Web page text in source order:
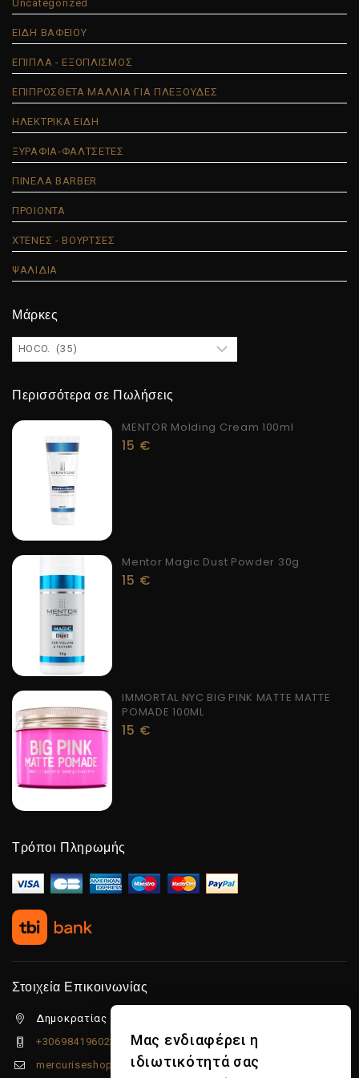
Uncategorized
ΕΙΔΗ ΒΑΦΕΙΟΥ
ΕΠΙΠΛΑ - ΕΞΟΠΛΙΣΜΟΣ
ΕΠΙΠΡΟΣΘΕΤΑ ΜΑΛΛΙΑ ΓΙΑ ΠΛΕΞΟΥΔΕΣ
ΗΛΕΚΤΡΙΚΑ ΕΙΔΗ
ΞΥΡΑΦΙΑ-ΦΑΛΤΣΕΤΕΣ
ΠΙΝΕΛΑ BARBER
ΠΡΟΙΟΝΤΑ
ΧΤΕΝΕΣ - ΒΟΥΡΤΣΕΣ
ΨΑΛΙΔΙΑ
Μάρκες
Περισσότερα σε Πωλήσεις
MENTOR Molding Cream 100ml
15 €
Mentor Magic Dust Powder 30g
15 €
IMMORTAL NYC BIG PINK MATTE MATTE
POMADE 100ML
15 €
Τρόποι Πληρωμής
Στοιχεία Επικοινωνίας
Δημοκρατίας 5β Λιμένας Χερσονήσου, 70014
+306984196022
mercuriseshop@gmail.com
Μας ενδιαφέρει η
ιδιωτικότητά σας